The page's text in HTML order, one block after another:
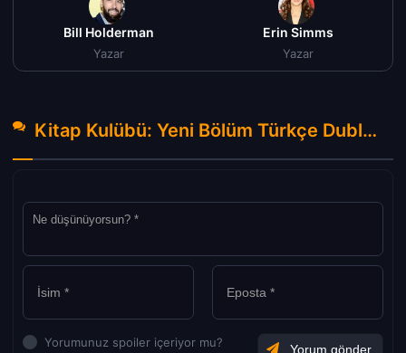
Bill Holderman
Yazar
Erin Simms
Yazar
Kitap Kulübü: Yeni Bölüm Türkçe Dublaj izle (2023) Hakkında Yorumlar
Yorumunuz spoiler içeriyor mu?